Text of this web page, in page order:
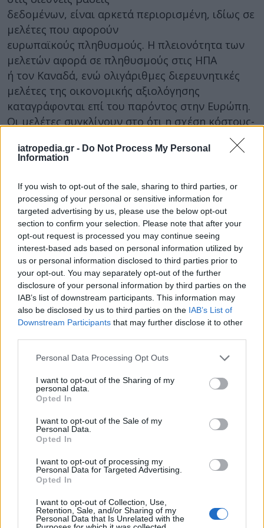
iatropedia.gr - Do Not Process My Personal
Information
If you wish to opt-out of the sale, sharing to third parties, or
processing of your personal or sensitive information for
targeted advertising by us, please use the below opt-out
section to confirm your selection. Please note that after your
opt-out request is processed you may continue seeing
interest-based ads based on personal information utilized by
us or personal information disclosed to third parties prior to
your opt-out. You may separately opt-out of the further
disclosure of your personal information by third parties on the
IAB’s list of downstream participants. This information may
also be disclosed by us to third parties on the IAB’s List of
Downstream Participants that may further disclose it to other
Personal Data Processing Opt Outs
I want to opt-out of the Sharing of my
personal data.
Opted In
I want to opt-out of the Sale of my
Personal Data.
Opted In
I want to opt-out of processing my
Personal Data for Targeted Advertising.
Opted In
I want to opt-out of Collection, Use,
Retention, Sale, and/or Sharing of my
Personal Data that Is Unrelated with the
δεδομένων, είναι αρκετά περιορισμένη, ιδίως σε
μελέτες που αφορούν
ευρωπαϊκούς πληθυσμούς. Η πλειονότητα των
μελετών αφορά σε πληθυσμούς στις ΗΠΑ
ή τον Καναδά, ενώ ολιγάριθμες διερευνητικές
μελέτες της οικονομικής αξιολόγησης
καταγράφονται επί του παρόντος στην Ευρώπη.
Οι μελέτες συγκλίνουν στο ότι η σχέση κόστους-
αποτελεσματικότητας του εμβολίου εξαρτάται
σημαντικά από παραμέτρους όπως η επίπτωση
και η τιμή του εμβολίου.
Στην Ευρώπη και μέχρι σήμερα, περιορισμένος
αριθμός χωρών έχουν εντάξει τον εμβολιασμό
έναντι RSV στο Εθνικό τους πρόγραμμα
(Ηνωμένο Βασίλειο, η
Αυστρία, το Βέλγιο και η Σουηδία) με
διαφορετικές ενδείξεις και
καθεστώς αποζημίωσης η κάθε μία.
Στο Ηνωμένο Βασίλειο, η Joint Committee on
εμβολιασμό έναντι RSV με το
εμβόλιο ABRYSVO (RSVPreF) όλων των ατόμων
που μετά την 1η Σεπτεμβρίου 2024 θα είναι
(catch-up) μέχρι την ηλικία των 79 ετών, καθώς
επίσης και των εγκύων που έχουν συμπληρώσει
την 28η εβδομάδα κύησης.
Το εμβόλιο χορηγείται άπαξ κατά τα τέλη του
φθινοπώρου (Οκτώβριος – Νοέμβριος) και η
προστασία που προσφέρει φαίνεται να διαρκεί